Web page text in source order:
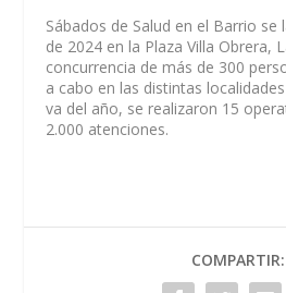
Sábados de Salud en el Barrio
de 2024 en la Plaza Villa Obrera,
concurrencia de más de 300
a cabo en las distintas
va del año, se realizaron 15
2.000 atenciones.
COMPARTIR: